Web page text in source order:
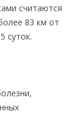
считаются
83 км от
суток.